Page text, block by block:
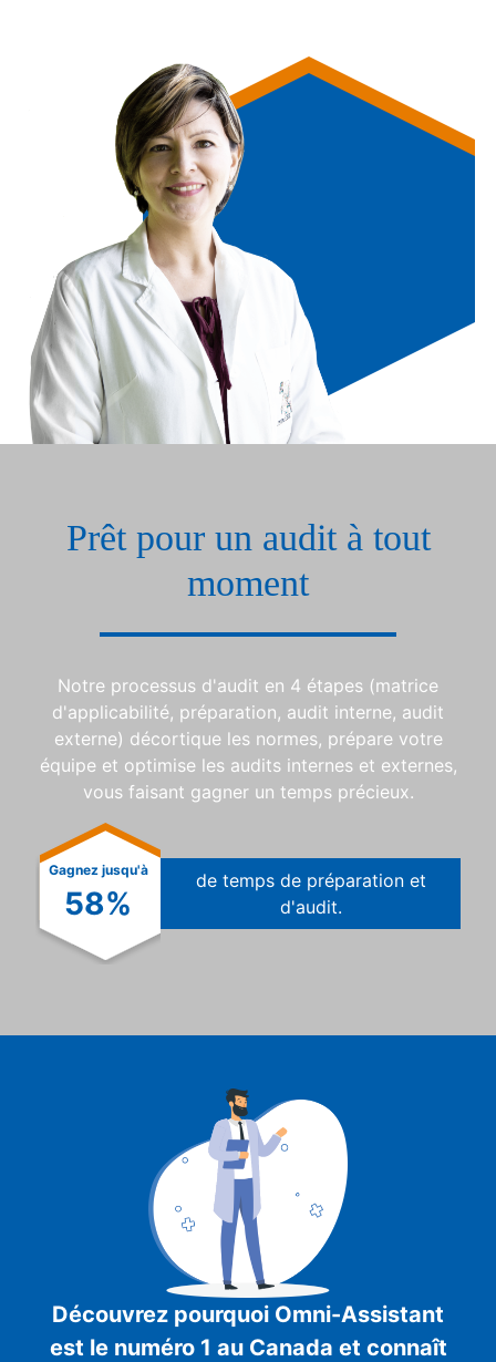
Prêt pour un audit à tout
moment
Notre processus d'audit en 4 étapes (matrice
d'applicabilité, préparation, audit interne, audit
externe) décortique les normes, prépare votre
équipe et optimise les audits internes et externes,
vous faisant gagner un temps précieux.
Gagnez jusqu'à
58
de temps de préparation et
d'audit.
Découvrez pourquoi Omni-Assistant
est le numéro 1 au Canada et connaît